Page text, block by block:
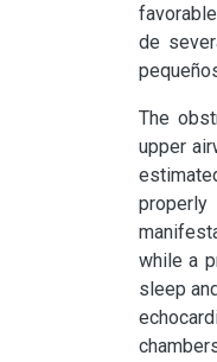
de
The
upper
while a
sleep